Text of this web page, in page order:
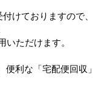
けておりますので、
いただけます。
利な「宅配便回収」